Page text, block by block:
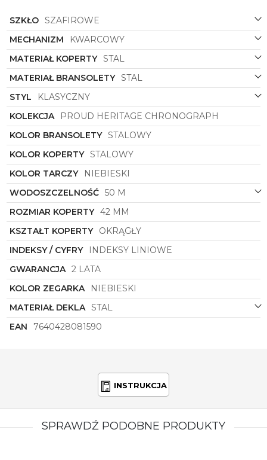
komponuje się z niebieską tarczą, tworząc
harmonijny i elegancki design. Kształt okrągłej
koperty dodaje zegarkowi klasycznego charakteru,
podkreślając jego ponadczasową estetykę.
ZegarekClaude Bernardz linii Proud Heritage
Chronograph to nie tylko stylowy dodatek, ale
również precyzyjne narzędzie czasomierza. Dzięki
wbudowanemu chronografowi możesz mierzyć
czas z niezwykłą dokładnością, co czyni ten model
idealnym towarzyszem dla osób ceniących zarówno
elegancję, jak i funkcjonalność.
Daj się ponieść szwajcarskiemu rzemiosłu
zegarmistrzowskiemu i zainwestuj wzegarek
męski Claude Bernardsymbol
który będzie Twoim wiernym towarzyszem na wiele
lat, dodając klasy i stylu każdej Twojej stylizacji.
SZKŁO SZAFIROWE
MECHANIZM
KWARCOWY
MATERIAŁ KOPERTY STAL
MATERIAŁ BRANSOLETY STAL
STYL
KLASYCZNY
KOLEKCJA
PROUD HERITAGE CHRONOGRAPH
KOLOR BRANSOLETY STALOWY
KOLOR KOPERTY STALOWY
KOLOR TARCZY
NIEBIESKI
WODOSZCZELNOŚĆ 50 M
ROZMIAR KOPERTY 42 MM
KSZTAŁT KOPERTY OKRĄGŁY
INDEKSY / CYFRY
INDEKSY LINIOWE
GWARANCJA 2 LATA
KOLOR ZEGARKA
NIEBIESKI
MATERIAŁ DEKLA STAL
EAN
7640428081590
INSTRUKCJA
SPRAWDŹ PODOBNE PRODUKTY